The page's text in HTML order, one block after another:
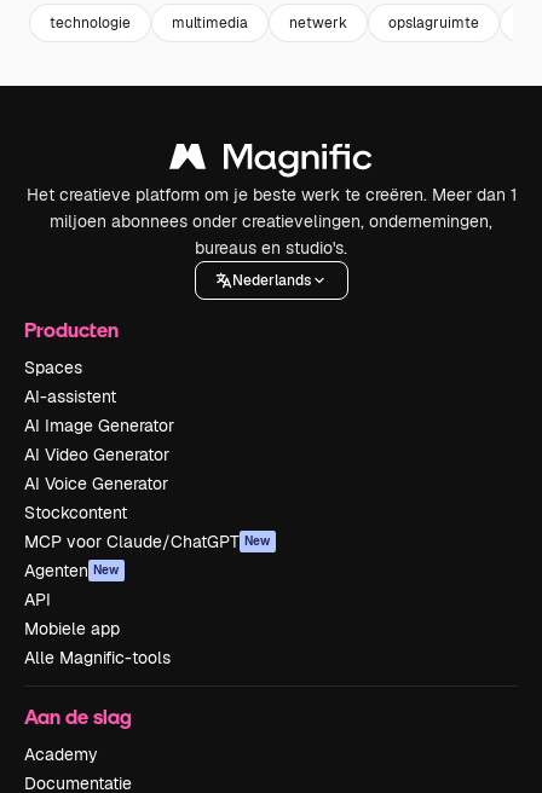
technologie multimedia netwerk opslagruimte
Het creatieve platform om je beste werk te creëren. Meer dan 1
miljoen abonnees onder creatievelingen, ondernemingen,
bureaus en studio's.
Nederlands
Producten
Spaces
AI-assistent
AI Image Generator
AI Video Generator
AI Voice Generator
Stockcontent
MCP voor Claude/ChatGPT New
Agenten New
API
Mobiele app
Alle Magnific-tools
Aan de slag
Academy
Documentatie